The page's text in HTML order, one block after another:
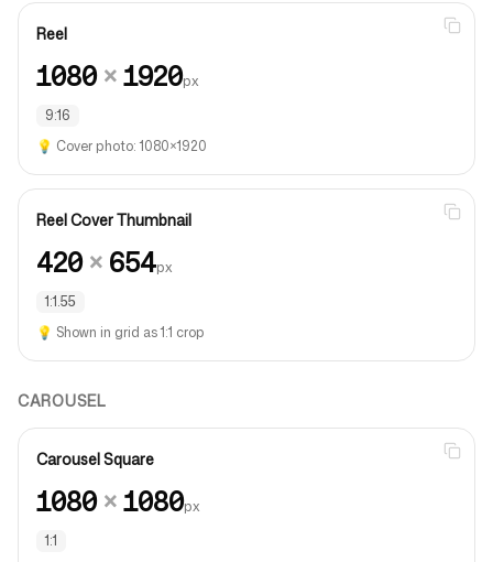
Reel
1080×1920px
9:16
💡 Cover photo: 1080×1920
Reel Cover Thumbnail
420× 654px
1:1.55
💡 Shown in grid as 1:1 crop
CAROUSEL
Carousel Square
1080×1080px
1:1